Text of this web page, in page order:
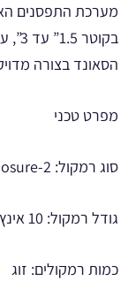
מערכת התפסנים
הסאונד בצורה
מפרט טכני
סוג רמקול: 2-Way Horn Loaded Wake Tower Enclosure
גודל רמקול: 10 אינץ’
כמות רמקולים: זוג